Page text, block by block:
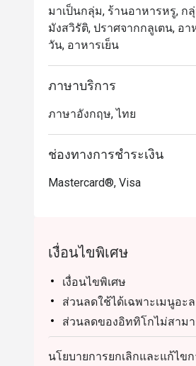
ประหลาดใจจนสามารถสัมผัส
มาเป็นกลุ่ม, ร้านอาหารหรู, ก
มังสวิรัติ, ปราศจากกลูเตน, อ
วัน, อาหารเย็น
ภาษาบริการ
ภาษาอังกฤษ, ไทย
ช่องทางการชำระเงิน
Mastercard®, Visa
เงื่อนไขพิเศษ
เงื่อนไขพิเศษ
ส่วนลดใช้ได้เฉพาะเมนูอะ
ส่วนลดของอิททิโกไม่สาม
เมนู Treasure of
รพรีออเดอร์ก่อนเท่านั้น
นโยบายการยกเลิกและแก้ไขก